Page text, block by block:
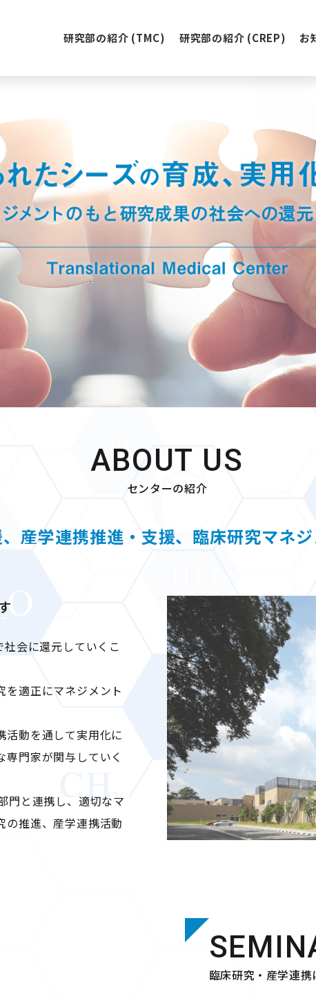
研究部の紹介 (TMC) 研究部の紹介 (CREP) お
ABOUT US
センターの紹介
産学連携推進・支援、臨床研究マネ
会に還元していくこ
を適正にマネジメント
活動を通して実用化に
門家が関与していく
門と連携し、適切なマ
の推進、産学連携活動
臨床研究・産学連